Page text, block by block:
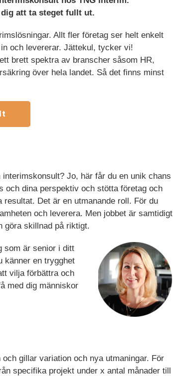
att ta steget fullt ut.
Allt fler företag ser helt enkelt
och levererar. Jättekul, tycker vi!
brett spektra av branscher såsom HR,
över hela landet. Så det finns minst
Jo, här får du en unik chans
och dina perspektiv och stötta företag och
Det är en utmanande roll. För du
och leverera. Men jobbet är samtidigt
göra skillnad på riktigt.
som är senior i ditt
känner en trygghet
vilja förbättra och
med dig människor
gillar variation och nya utmaningar. För
specifika projekt under x antal månader till